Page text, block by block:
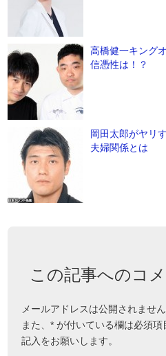
高橋健一キング
信憑性は！？
岡田太郎がヤリ
夫婦関係とは
この記事へのコ
メールアドレスは公開されませ
また、* が付いている欄は必須
記入をお願いします。